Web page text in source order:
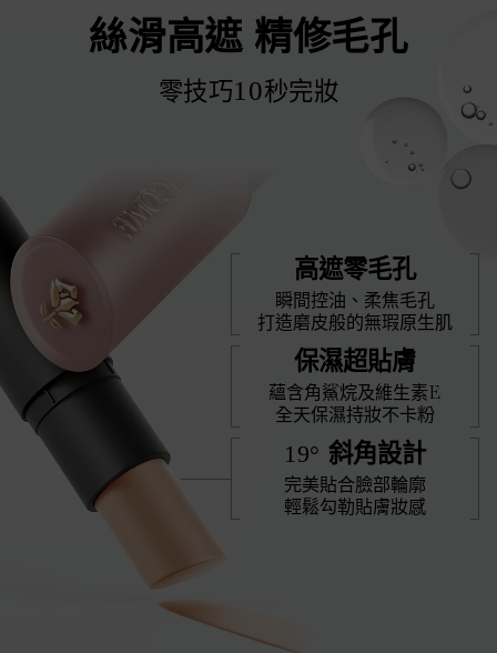
絲滑高遮 精修毛孔
零技巧10秒完妝
高遮零毛孔
瞬間控油、柔焦毛孔
打造磨皮般的無瑕原生肌
保濕超貼膚
蘊含角鯊烷及維生素E
全天保濕持妝不卡粉
19° 斜角設計
完美貼合臉部輪廓
輕鬆勾勒貼膚妝感